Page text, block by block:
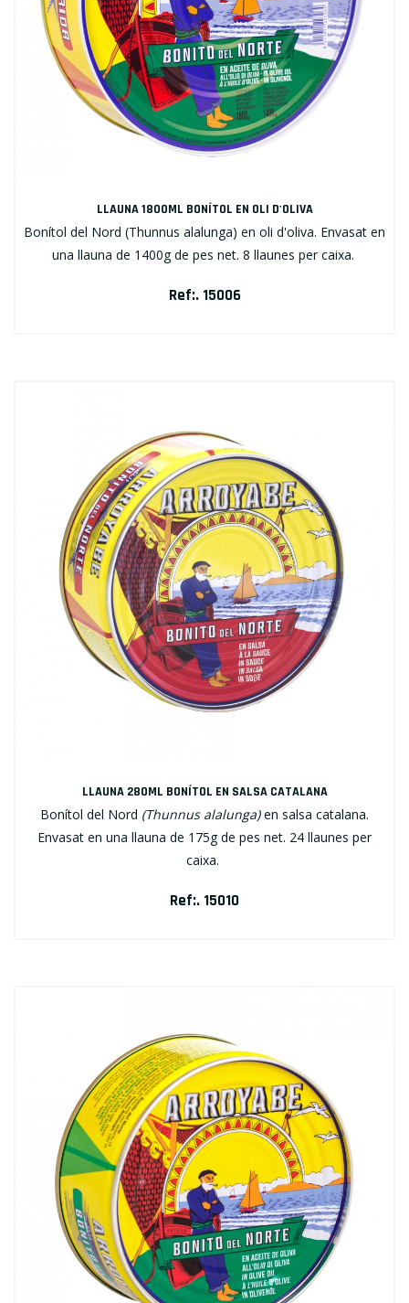
LLAUNA 1800ML BONÍTOL EN OLI D'OLIVA
Bonítol del Nord (Thunnus alalunga) en oli d'oliva. Envasat en
una llauna de 1400g de pes net. 8 llaunes per caixa.
Ref:. 15006
LLAUNA 280ML BONÍTOL EN SALSA CATALANA
Bonítol del Nord (Thunnus alalunga)en salsa catalana.
Envasat en una llauna de 175g de pes net. 24 llaunes per
caixa.
Ref:. 15010